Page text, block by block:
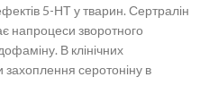
5-НТ у тварин. Сертралін
напроцеси зворотного
В клінічних
захоплення серотоніну в